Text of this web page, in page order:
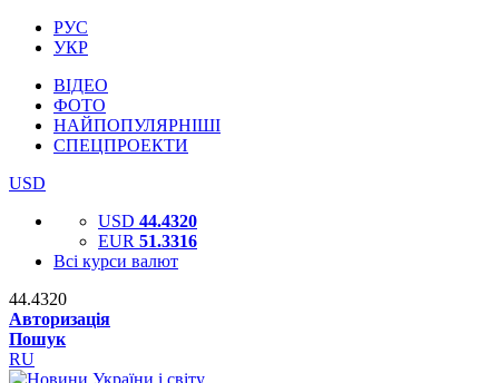
РУС
УКР
ВІДЕО
ФОТО
НАЙПОПУЛЯРНІШІ
СПЕЦПРОЕКТИ
USD
USD 44.4320
EUR 51.3316
Всі курси валют
44.4320
Авторизація
Пошук
RU